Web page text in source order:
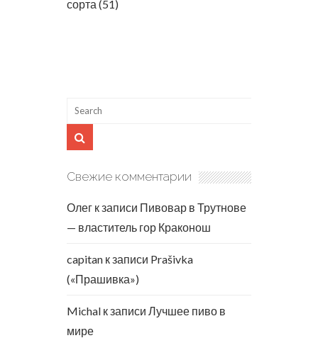
сорта (51)
Свежие комментарии
Олег к записи Пивовар в Трутнове
— властитель гор Краконош
capitan к записи Prašivka
(«Прашивка»)
Michal к записи Лучшее пиво в
мире